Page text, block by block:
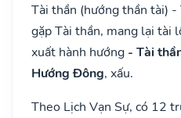
Tài thần (hướng thần tài)
gặp Tài thần, mang lại tài
xuất hành hướng - Tài
Hướng Đông, xấu.
Theo Lịch Vạn Sự, có 12